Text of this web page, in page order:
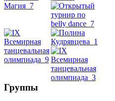
Группы